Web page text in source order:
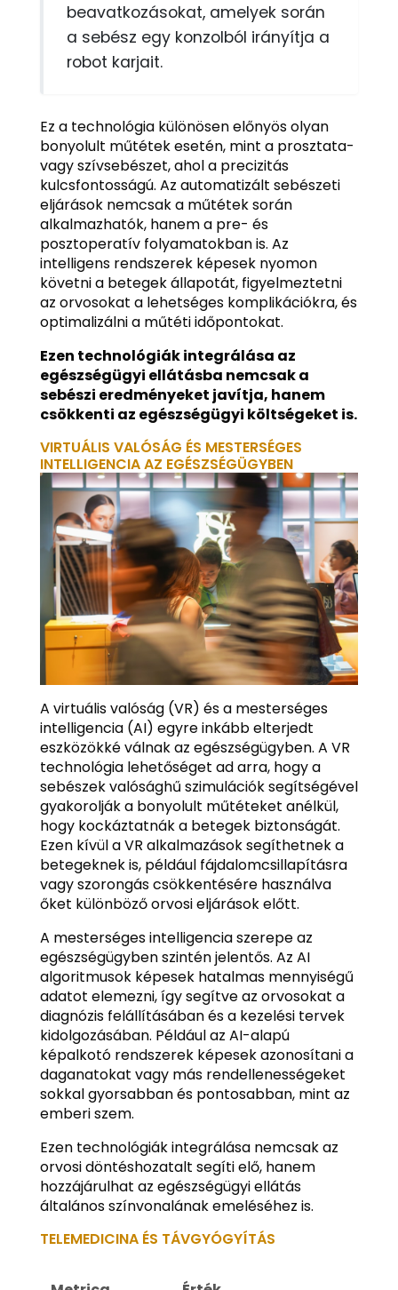
beavatkozásokat, amelyek során
a sebész egy konzolból irányítja a
robot karjait.
Ez a technológia különösen előnyös olyan
bonyolult műtétek esetén, mint a prosztata-
vagy szívsebészet, ahol a precizitás
kulcsfontosságú. Az automatizált sebészeti
eljárások nemcsak a műtétek során
alkalmazhatók, hanem a pre- és
posztoperatív folyamatokban is. Az
intelligens rendszerek képesek nyomon
követni a betegek állapotát, figyelmeztetni
az orvosokat a lehetséges komplikációkra, és
optimalizálni a műtéti időpontokat.
Ezen technológiák integrálása az
egészségügyi ellátásba nemcsak a
sebészi eredményeket javítja, hanem
csökkenti az egészségügyi költségeket is.
VIRTUÁLIS VALÓSÁG ÉS MESTERSÉGES
INTELLIGENCIA AZ EGÉSZSÉGÜGYBEN
A virtuális valóság (VR) és a mesterséges
intelligencia (AI) egyre inkább elterjedt
eszközökké válnak az egészségügyben. A VR
technológia lehetőséget ad arra, hogy a
sebészek valósághű szimulációk segítségével
gyakorolják a bonyolult műtéteket anélkül,
hogy kockáztatnák a betegek biztonságát.
Ezen kívül a VR alkalmazások segíthetnek a
betegeknek is, például fájdalomcsillapításra
vagy szorongás csökkentésére használva
őket különböző orvosi eljárások előtt.
A mesterséges intelligencia szerepe az
egészségügyben szintén jelentős. Az AI
algoritmusok képesek hatalmas mennyiségű
adatot elemezni, így segítve az orvosokat a
diagnózis felállításában és a kezelési tervek
kidolgozásában. Például az AI-alapú
képalkotó rendszerek képesek azonosítani a
daganatokat vagy más rendellenességeket
sokkal gyorsabban és pontosabban, mint az
emberi szem.
Ezen technológiák integrálása nemcsak az
orvosi döntéshozatalt segíti elő, hanem
hozzájárulhat az egészségügyi ellátás
általános színvonalának emeléséhez is.
TELEMEDICINA ÉS TÁVGYÓGYÍTÁS